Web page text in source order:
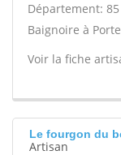
Département: 85
Baignoire à
Voir la fiche
Le fourgon du
Artisan